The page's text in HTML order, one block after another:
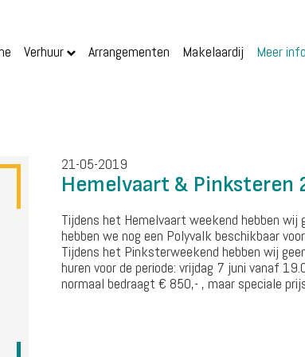
Verhuur Arrangementen Makelaardij Meer
21-05-2019
Hemelvaart & Pinksteren
Tijdens het Hemelvaart weekend hebben wij
hebben we nog een Polyvalk beschikbaar
Tijdens het Pinksterweekend hebben wij
huren voor de periode: vrijdag 7 juni vanaf
normaal bedraagt € 850,- , maar speciale